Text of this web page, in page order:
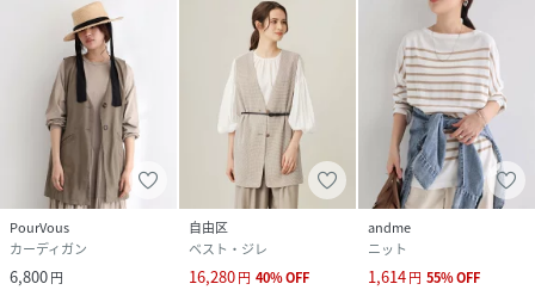
PourVous
カーディガン
6,800円
自由区
ベスト・ジレ
16,280円 40%OFF
andme
ニット
1,614円 55%OFF